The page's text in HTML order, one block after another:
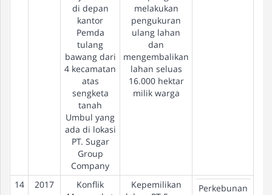
di depan
kantor
Pemda
tulang
bawang dari
4 kecamatan
atas
sengketa
tanah
Umbul yang
ada di lokasi
PT. Sugar
Group
Company
melakukan
pengukuran
ulang lahan
dan
mengembalikan
lahan seluas
16.000 hektar
milik warga
14 2017
Konflik
Kepemilikan
Perkebunan